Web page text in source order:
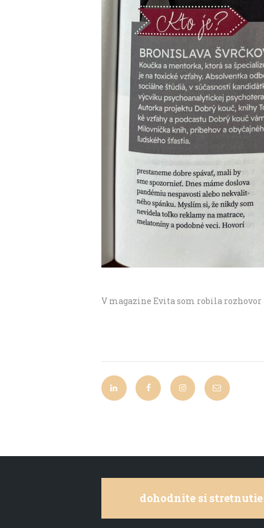
V magazine Evita som robila
dohodnite si stretnutie